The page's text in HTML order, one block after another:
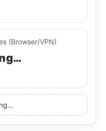
(Browser/VPN)